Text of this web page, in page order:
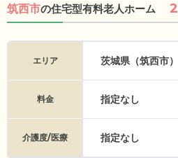
筑西市の住宅型有料老人ホーム 2
エリア 茨城県（筑西市）
料金 指定なし
介護度/医療 指定なし